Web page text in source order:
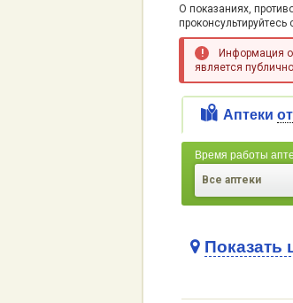
О показаниях,
Информация о
является
Аптеки
Время работы
Все аптеки
Показать